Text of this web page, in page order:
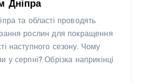
Дніпра
та області проводять
рослин для покращення
наступного сезону. Чому
у серпні? Обрізка наприкінці